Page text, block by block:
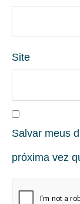
Site
Salvar meus
próxima vez